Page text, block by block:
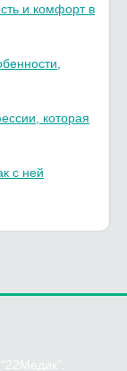
и комфорт в
которая
с ней